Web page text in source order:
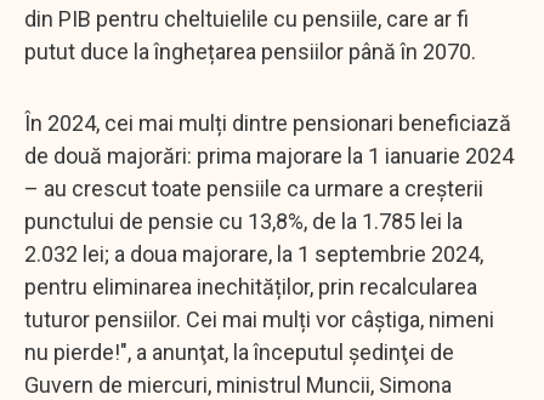
din PIB pentru cheltuielile cu pensiile, care ar fi
putut duce la înghețarea pensiilor până în 2070.
În 2024, cei mai mulți dintre pensionari beneficiază
de două majorări: prima majorare la 1 ianuarie 2024
– au crescut toate pensiile ca urmare a creșterii
punctului de pensie cu 13,8%, de la 1.785 lei la
2.032 lei; a doua majorare, la 1 septembrie 2024,
pentru eliminarea inechităților, prin recalcularea
tuturor pensiilor. Cei mai mulți vor câștiga, nimeni
nu pierde!", a anunţat, la începutul şedinţei de
Guvern de miercuri, ministrul Muncii, Simona